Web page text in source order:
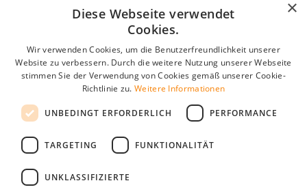
Login für Unternehmen
E-Mail*
Passwort
Angemeldet bleiben
Passwort vergessen?
Kostenloses Unternehmensprofil
Wenn Sie sich registriert haben, können Sie ein Unternehmensprofil
×
Diese Webseite verwendet
Cookies.
Wir verwenden Cookies, um die Benutzerfreundlichkeit unserer
Website zu verbessern. Durch die weitere Nutzung unserer Webseite
stimmen Sie der Verwendung von Cookies gemäß unserer Cookie-
Richtlinie zu. Weitere Informationen
UNBEDINGT ERFORDERLICH PERFORMANCE
TARGETING FUNKTIONALITÄT
UNKLASSIFIZIERTE